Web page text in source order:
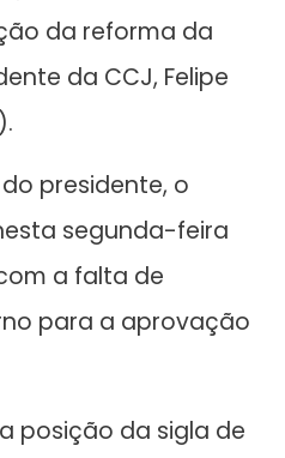
da reforma da
da CCJ, Felipe
presidente, o
segunda-feira
a falta de
para a aprovação
posição da sigla de